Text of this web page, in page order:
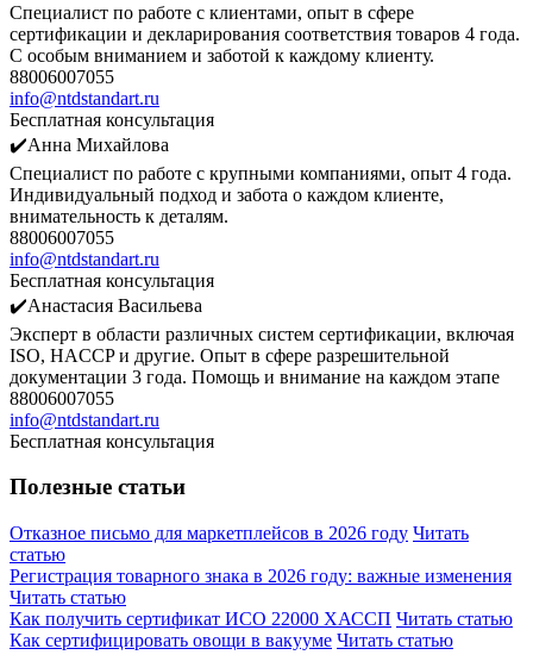
Специалист по работе с клиентами, опыт в сфере
сертификации и декларирования соответствия товаров 4 года.
С особым вниманием и заботой к каждому клиенту.
88006007055
info@ntdstandart.ru
Бесплатная консультация
✔️Анна Михайлова
Специалист по работе с крупными компаниями, опыт 4 года.
Индивидуальный подход и забота о каждом клиенте,
внимательность к деталям.
88006007055
info@ntdstandart.ru
Бесплатная консультация
✔️Анастасия Васильева
Эксперт в области различных систем сертификации, включая
ISO, HACCP и другие. Опыт в сфере разрешительной
документации 3 года. Помощь и внимание на каждом этапе
88006007055
info@ntdstandart.ru
Бесплатная консультация
Полезные статьи
Отказное письмо для маркетплейсов в 2026 году Читать
статью
Регистрация товарного знака в 2026 году: важные изменения
Читать статью
Как получить сертификат ИСО 22000 ХАССП Читать статью
Как сертифицировать овощи в вакууме Читать статью